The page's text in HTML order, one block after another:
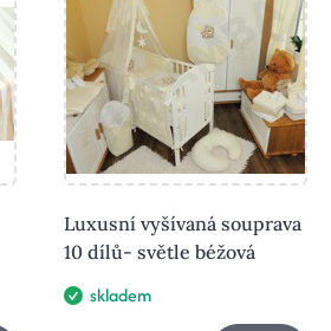
Luxusní vyšívaná souprava
10 dílů- světle béžová
skladem